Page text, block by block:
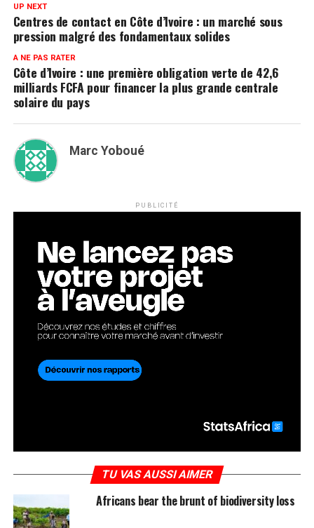
UP NEXT
Centres de contact en Côte d’Ivoire : un marché sous
pression malgré des fondamentaux solides
A NE PAS RATER
Côte d’Ivoire : une première obligation verte de 42,6
milliards FCFA pour financer la plus grande centrale
solaire du pays
Marc Yoboué
PUBLICITÉ
TU VAS AUSSI AIMER
Africans bear the brunt of biodiversity loss